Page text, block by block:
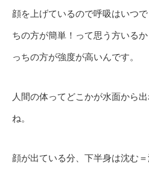
顔を上げているので呼吸はいつ
ちの方が簡単！って思う方いる
っちの方が強度が高いんです。
人間の体ってどこかが水面から
ね。
顔が出ている分、下半身は沈む